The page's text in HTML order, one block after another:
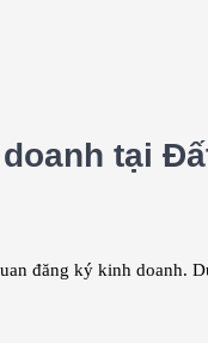
tại
đăng ký kinh doanh.